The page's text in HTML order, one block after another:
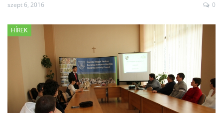
szept 6, 2016 0
HÍREK